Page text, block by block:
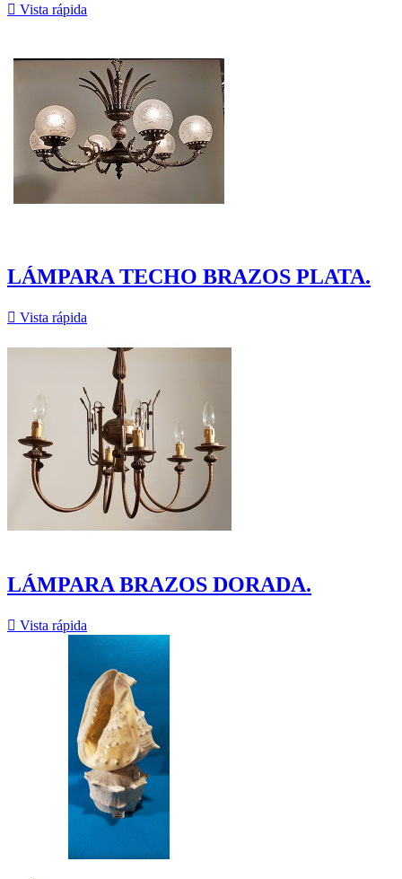
 Vista rápida
LÁMPARA TECHO BRAZOS PLATA.
 Vista rápida
LÁMPARA BRAZOS DORADA.
 Vista rápida